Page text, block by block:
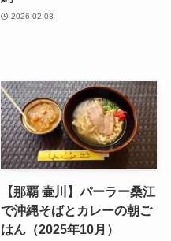
2026-02-03
【那覇 壷川】パーラー桑江
で沖縄そばとカレーの朝ご
はん（2025年10月）